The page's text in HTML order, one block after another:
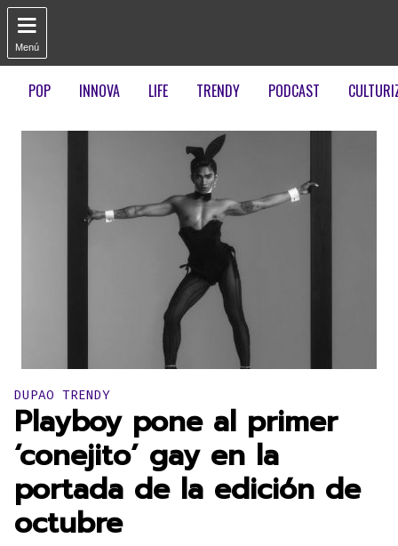

Menú
POP INNOVA LIFE TRENDY PODCAST
Publicado en:
DUPAO TRENDY
Playboy pone al primer
‘conejito’ gay en la
portada de la edición de
octubre